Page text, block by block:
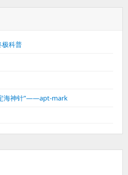
极科普
海神针”——apt-mark